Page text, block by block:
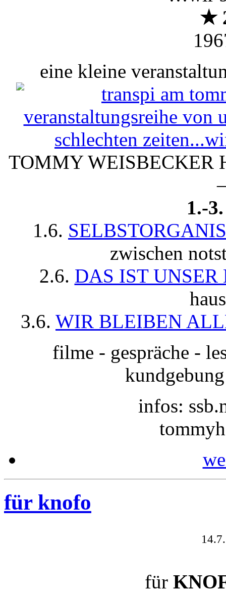
★
eine kleine
TOMMY WEISBECKER
1.-
1.6.
zwischen
2.6. DAS IST UNSER
3.6. WIR BLEIBEN
filme - gespräche -
infos:
für knofo
14.7.
für